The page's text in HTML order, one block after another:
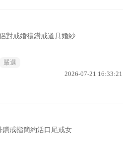
對戒婚禮鑽戒道具婚紗
嚴選
2026-07-21 16:33:21
戒指簡約活口尾戒女